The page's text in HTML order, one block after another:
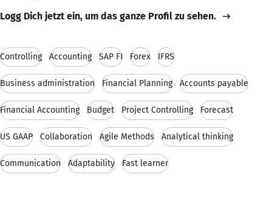
Logg Dich jetzt ein, um das ganze Profil zu sehen.
Controlling Accounting SAP FI Forex IFRS
Business administration Financial Planning Accounts payable
Financial Accounting Budget Project Controlling Forecast
US GAAP Collaboration Agile Methods Analytical thinking
Communication Adaptability Fast learner